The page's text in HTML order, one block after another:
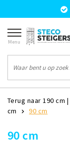
Menu
Terug naar 190 cm |
cm
90 cm
90 cm